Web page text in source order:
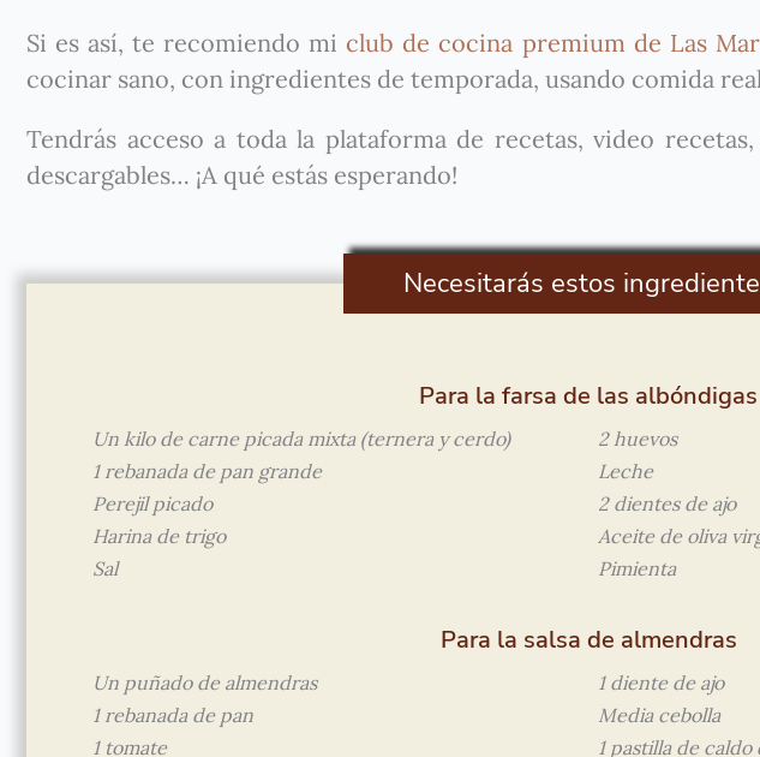
Si es así, te recomiendo mi club de cocina premium de Las
cocinar sano, con ingredientes de temporada, usando comida
Tendrás acceso a toda la plataforma de recetas, video
descargables… ¡A qué estás esperando!
Necesitarás estos
Para la farsa de las albóndigas
Un kilo de carne picada mixta (ternera y cerdo)
2 huevos
1 rebanada de pan grande
Leche
Perejil picado
2 dientes de ajo
Harina de trigo
Aceite de oliva
Sal
Pimienta
Para la salsa de almendras
Un puñado de almendras
1 diente de ajo
1 rebanada de pan
Media cebolla
1 tomate
1 pastilla de